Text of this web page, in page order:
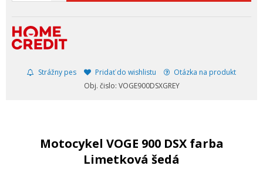
Strážny pes Pridať do wishlistu
Otázka na produkt
Obj. čislo: VOGE900DSXGREY
Motocykel VOGE 900 DSX farba
Limetková šedá